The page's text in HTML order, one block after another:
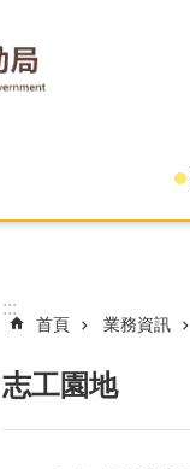
:::
首頁 業務資訊
志工園地